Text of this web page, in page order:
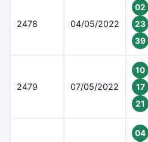
2478 04/05/2022
02
23
39
2479 07/05/2022
10
17
21
04